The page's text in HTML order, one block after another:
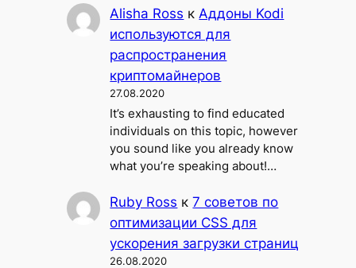
Alisha Ross кАддоны Kodi
используются для
распространения
криптомайнеров
27.08.2020
It’s exhausting to find educated
individuals on this topic, however
you sound like you already know
what you’re speaking about!…
Ruby Ross к7 советов по
оптимизации CSS для
ускорения загрузки страниц
26.08.2020